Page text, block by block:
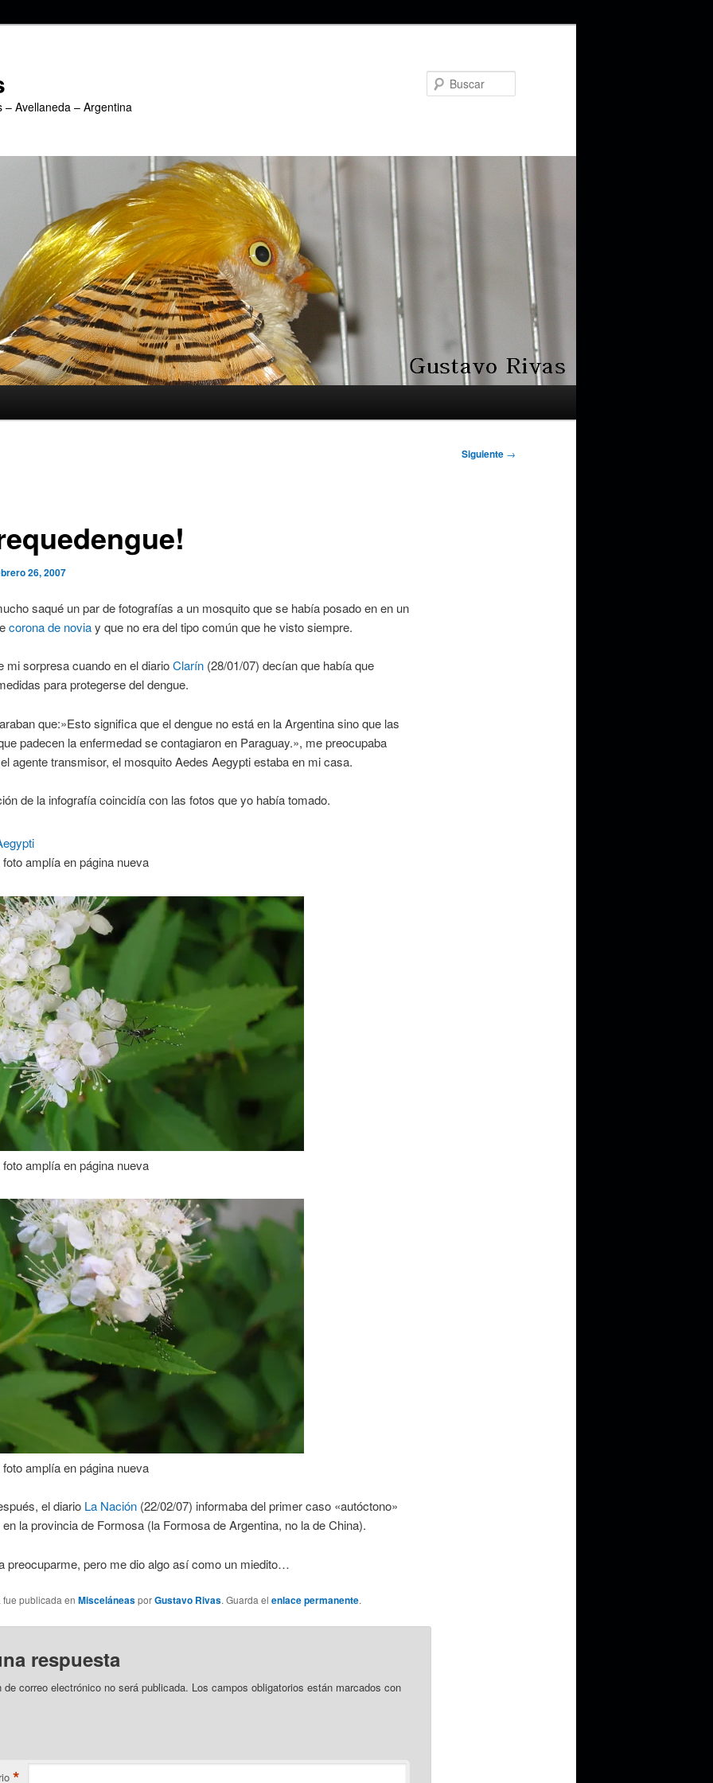
Avellaneda – Argentina
Siguiente →
26, 2007
saqué un par de fotografías a un mosquito que se había posado en en un
corona de noviay que no era del tipo común que he visto siempre.
mi sorpresa cuando en el diarioClarín(28/01/07) decían que había que
para protegerse del dengue.
que:»Esto significa que el dengue no está en la Argentina sino que las
padecen la enfermedad se contagiaron en Paraguay.», me preocupaba
agente transmisor, el mosquito Aedes Aegypti estaba en mi casa.
de la infografía coincidía con las fotos que yo había tomado.
amplía en página nueva
amplía en página nueva
amplía en página nueva
el diario La Nación(22/02/07) informaba del primer caso «autóctono»
la provincia de Formosa (la Formosa de Argentina, no la de China).
preocuparme, pero me dio algo así como un miedito…
fue publicada en MisceláneasporGustavo Rivas. Guarda el enlace permanente.
respuesta
de correo electrónico no será publicada. Los campos obligatorios están marcados con
*